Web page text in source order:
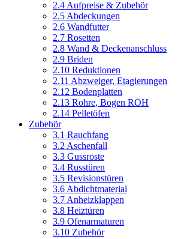
2.4 Aufpreise & Zubehör
2.5 Abdeckungen
2.6 Wandfutter
2.7 Rosetten
2.8 Wand & Deckenanschluss
2.9 Briden
2.10 Reduktionen
2.11 Abzweiger, Etagierungen
2.12 Bodenplatten
2.13 Rohre, Bogen ROH
2.14 Pelletöfen
Zubehör
3.1 Rauchfang
3.2 Aschenfall
3.3 Gussroste
3.4 Russtüren
3.5 Revisionstüren
3.6 Abdichtmaterial
3.7 Anheizklappen
3.8 Heiztüren
3.9 Ofenarmaturen
3.10 Zubehör